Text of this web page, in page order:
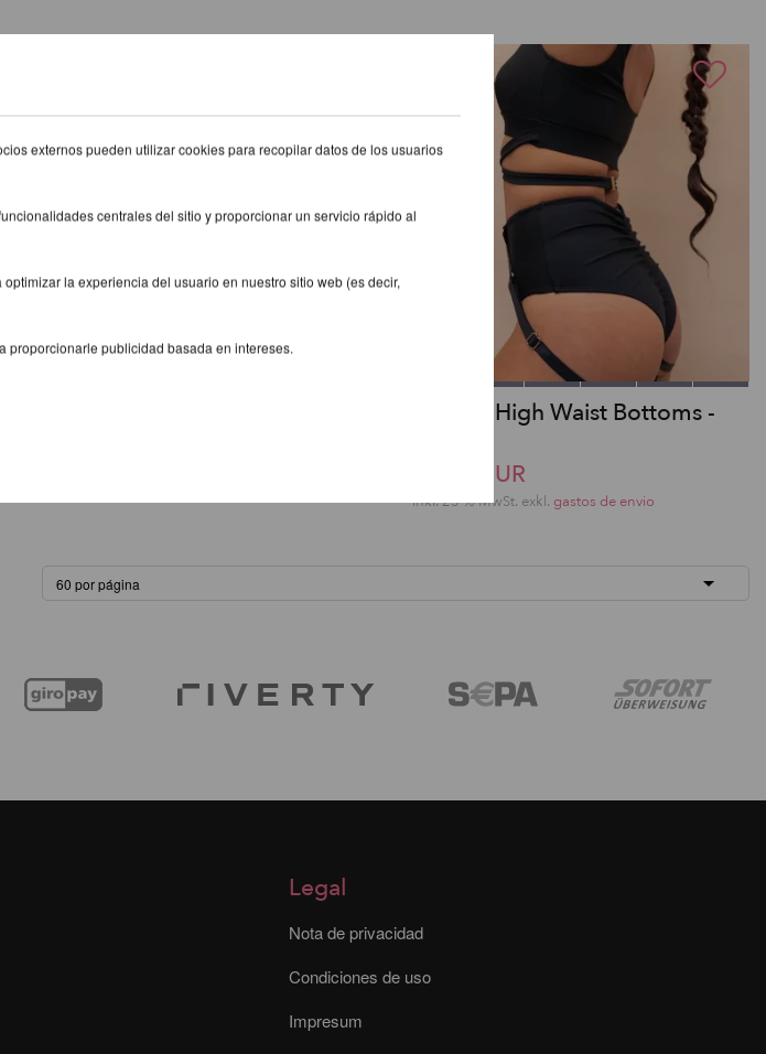
Kehlani High Waist Bottoms -
50,65 EUR
inkl. 23 % MwSt. exkl. gastos de envio
Legal
Nota de privacidad
Condiciones de uso
Impresum
externos pueden utilizar cookies para recopilar datos de los usuarios
centrales del sitio y proporcionar un servicio rápido al
la experiencia del usuario en nuestro sitio web (es decir,
proporcionarle publicidad basada en intereses.